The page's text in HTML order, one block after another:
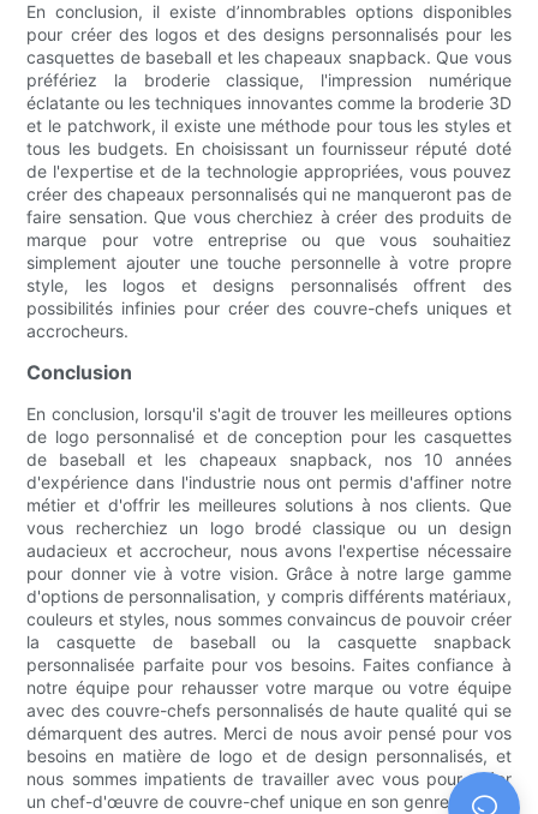
En conclusion, il existe d’innombrables options disponibles
pour créer des logos et des designs personnalisés pour les
casquettes de baseball et les chapeaux snapback. Que vous
préfériez la broderie classique, l'impression numérique
éclatante ou les techniques innovantes comme la broderie 3D
et le patchwork, il existe une méthode pour tous les styles et
tous les budgets. En choisissant un fournisseur réputé doté
de l'expertise et de la technologie appropriées, vous pouvez
créer des chapeaux personnalisés qui ne manqueront pas de
faire sensation. Que vous cherchiez à créer des produits de
marque pour votre entreprise ou que vous souhaitiez
simplement ajouter une touche personnelle à votre propre
style, les logos et designs personnalisés offrent des
possibilités infinies pour créer des couvre-chefs uniques et
accrocheurs.
Conclusion
En conclusion, lorsqu'il s'agit de trouver les meilleures options
de logo personnalisé et de conception pour les casquettes
de baseball et les chapeaux snapback, nos 10 années
d'expérience dans l'industrie nous ont permis d'affiner notre
métier et d'offrir les meilleures solutions à nos clients. Que
vous recherchiez un logo brodé classique ou un design
audacieux et accrocheur, nous avons l'expertise nécessaire
pour donner vie à votre vision. Grâce à notre large gamme
d'options de personnalisation, y compris différents matériaux,
couleurs et styles, nous sommes convaincus de pouvoir créer
la casquette de baseball ou la casquette snapback
personnalisée parfaite pour vos besoins. Faites confiance à
notre équipe pour rehausser votre marque ou votre équipe
avec des couvre-chefs personnalisés de haute qualité qui se
démarquent des autres. Merci de nous avoir pensé pour vos
besoins en matière de logo et de design personnalisés, et
nous sommes impatients de travailler avec vous pour créer
un chef-d'œuvre de couvre-chef unique en son genre.